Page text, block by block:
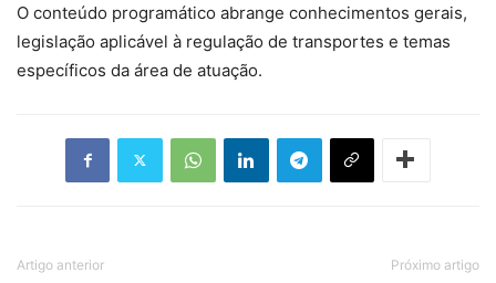
O conteúdo programático abrange conhecimentos gerais,
legislação aplicável à regulação de transportes e temas
específicos da área de atuação.
Artigo anterior Próximo artigo